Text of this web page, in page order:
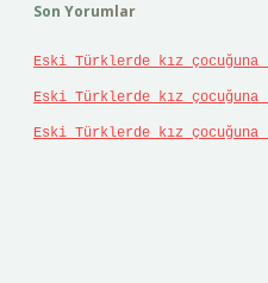
Son Yorumlar
Eski Türklerde kız
Eski Türklerde kız
Eski Türklerde kız